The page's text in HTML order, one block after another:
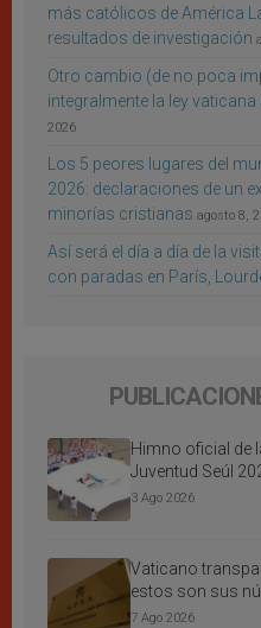
más católicos de América
resultados de investigación
Otro cambio (de no poca
integralmente la ley
2026
Los 5 peores lugares del
2026: declaraciones de un
minorías cristianas agosto 8,
Así será el día a día de la
con paradas en París,
Himno oficial de
Juventud Seúl
3 Ago 2026
Vaticano
estos son sus
7 Ago 2026